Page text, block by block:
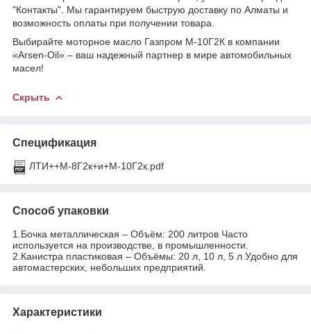
"Контакты". Мы гарантируем быструю доставку по Алматы и
возможность оплаты при получении товара.
Выбирайте моторное масло Газпром М-10Г2К в компании
«Arsen-Oil» – ваш надежный партнер в мире автомобильных
масел!
Скрыть
Спецификация
ЛТИ++М-8Г2к+и+М-10Г2к.pdf
Способ упаковки
1.Бочка металлическая – Объём: 200 литров Часто
используется на производстве, в промышленности.
2.Канистра пластиковая – Объёмы: 20 л, 10 л, 5 л Удобно для
автомастерских, небольших предприятий.
Характеристики